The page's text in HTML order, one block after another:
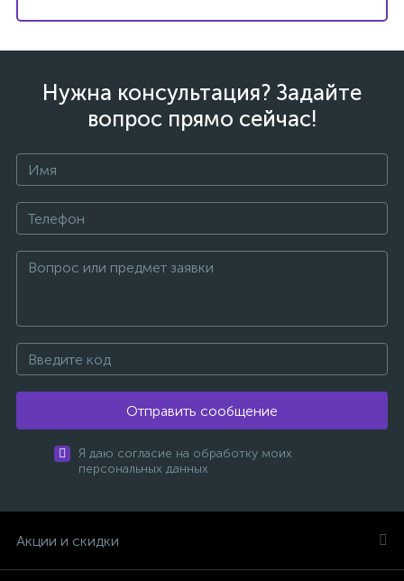
Нужна консультация? Задайте
вопрос прямо сейчас!
Отправить сообщение
Я даю согласие на обработку моих
персональных данных
Акции и скидки